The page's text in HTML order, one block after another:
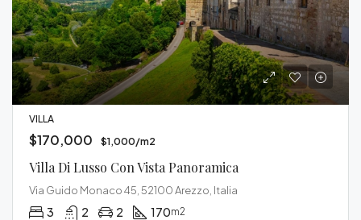
VILLA
$170,000 $1,000/m2
Villa Di Lusso Con Vista Panoramica
Via Guido Monaco 45, 52100 Arezzo, Italia
3 2 2 170m2